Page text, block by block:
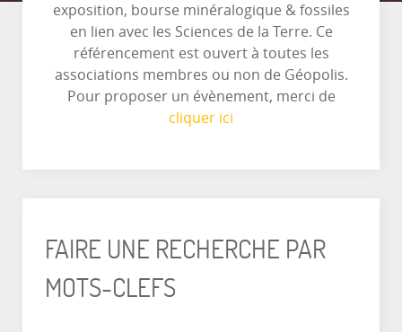
exposition, bourse minéralogique & fossiles
en lien avec les Sciences de la Terre. Ce
référencement est ouvert à toutes les
associations membres ou non de Géopolis.
Pour proposer un évènement, merci de
cliquer ici
FAIRE UNE RECHERCHE PAR
MOTS-CLEFS